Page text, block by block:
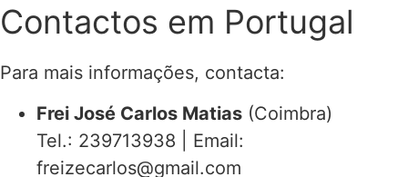
Contactos em Portugal
Para mais informações, contacta:
Frei José Carlos Matias (Coimbra)
Tel.: 239713938 | Email:
freizecarlos@gmail.com